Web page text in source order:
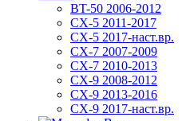
BT-50 2006-2012
CX-5 2011-2017
CX-5 2017-наст.вр.
CX-7 2007-2009
CX-7 2010-2013
CX-9 2008-2012
CX-9 2013-2016
CX-9 2017-наст.вр.